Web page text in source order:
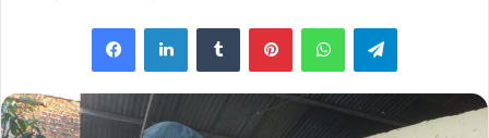
n
d
a
n